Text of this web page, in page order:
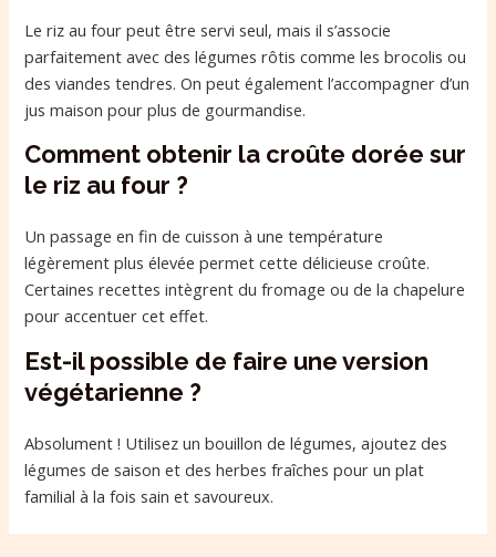
Le riz au four peut être servi seul, mais il s’associe
parfaitement avec des légumes rôtis comme les brocolis ou
des viandes tendres. On peut également l’accompagner d’un
jus maison pour plus de gourmandise.
Comment obtenir la croûte dorée sur
le riz au four ?
Un passage en fin de cuisson à une température
légèrement plus élevée permet cette délicieuse croûte.
Certaines recettes intègrent du fromage ou de la chapelure
pour accentuer cet effet.
Est-il possible de faire une version
végétarienne ?
Absolument ! Utilisez un bouillon de légumes, ajoutez des
légumes de saison et des herbes fraîches pour un plat
familial à la fois sain et savoureux.